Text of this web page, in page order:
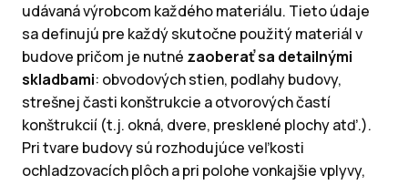
udávaná výrobcom každého materiálu. Tieto údaje
sa definujú pre každý skutočne použitý materiál v
budove pričom je nutné zaoberať sa detailnými
skladbami: obvodových stien, podlahy budovy,
strešnej časti konštrukcie a otvorových častí
konštrukcií (t.j. okná, dvere, presklené plochy atď.).
Pri tvare budovy sú rozhodujúce veľkosti
ochladzovacích plôch a pri polohe vonkajšie vplyvy,